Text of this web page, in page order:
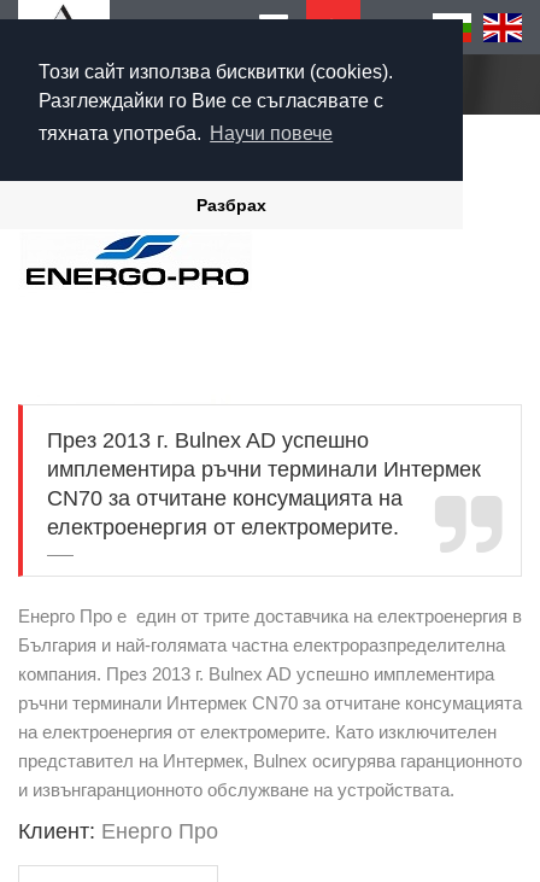
Този сайт използва бисквитки (cookies).
Разглеждайки го Вие се съгласявате с
тяхната употреба. Научи повече
Разбрах
Начало
През 2013 г. Bulnex AD успешно
имплементира ръчни терминали Интермек
CN70 за отчитане консумацията на
електроенергия от електромерите.
Енерго Про е един от трите доставчика на електроенергия в
България и най-голямата частна електроразпределителна
компания. През 2013 г. Bulnex AD успешно имплементира
ръчни терминали Интермек CN70 за отчитане консумацията
на електроенергия от електромерите. Като изключителен
представител на Интермек, Bulnex осигурява гаранционното
и извънгаранционното обслужване на устройствата.
Клиент: Енерго Про